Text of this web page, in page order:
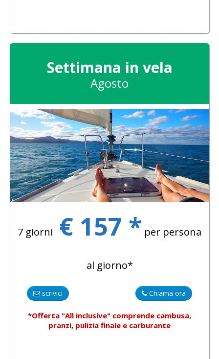
Settimana in vela
Agosto
7 giorni € 157 * per persona
al giorno*
Chiama ora
scrivici
*Offerta "All inclusive" comprende cambusa,
pranzi, pulizia finale e carburante